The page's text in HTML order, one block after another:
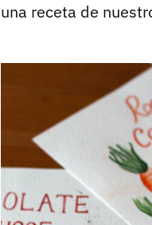
una receta de